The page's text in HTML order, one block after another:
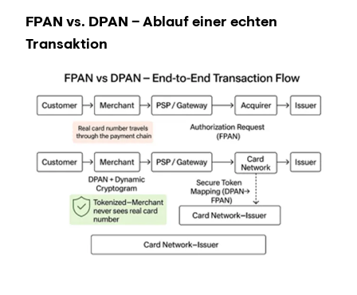
FPAN vs. DPAN – Ablauf einer echten
Transaktion